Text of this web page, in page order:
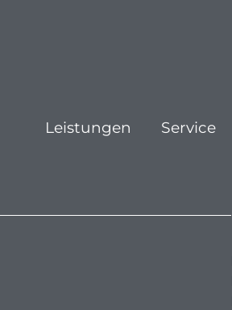
Leistungen Service